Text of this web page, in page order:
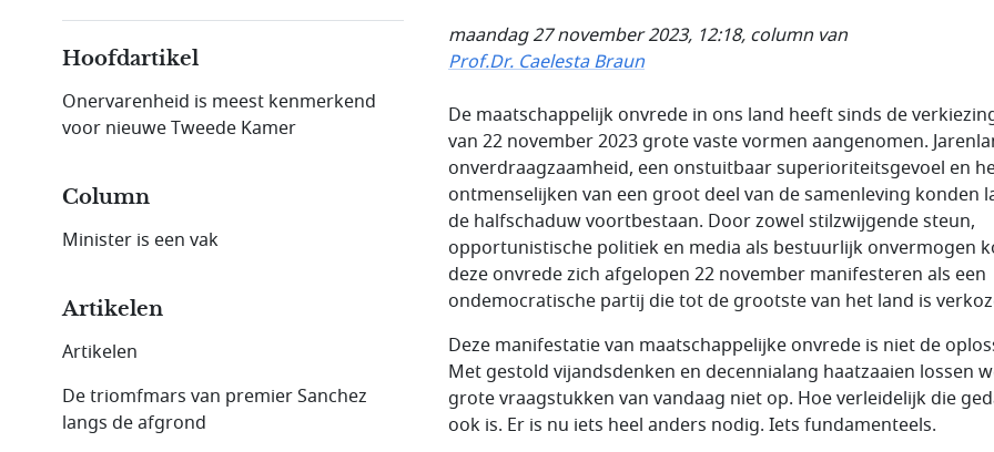
maandag 27 november 2023, 12:18, column van
Prof.Dr. Caelesta Braun
De maatschappelijk onvrede in ons land heeft sinds de
van 22 november 2023 grote vaste vormen aangenomen.
onverdraagzaamheid, een onstuitbaar superioriteitsgevoel en
ontmenselijken van een groot deel van de samenleving konden
de halfschaduw voortbestaan. Door zowel stilzwijgende steun,
opportunistische politiek en media als bestuurlijk onvermogen
deze onvrede zich afgelopen 22 november manifesteren als een
ondemocratische partij die tot de grootste van het land is
Deze manifestatie van maatschappelijke onvrede is niet de
Met gestold vijandsdenken en decennialang haatzaaien lossen
grote vraagstukken van vandaag niet op. Hoe verleidelijk die
ook is. Er is nu iets heel anders nodig. Iets fundamenteels.
Hoofdartikel
Onervarenheid is meest kenmerkend
voor nieuwe Tweede Kamer
Column
Minister is een vak
Artikelen
Artikelen
De triomfmars van premier Sanchez
langs de afgrond